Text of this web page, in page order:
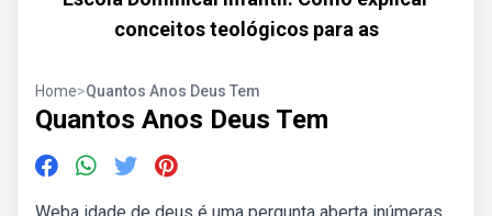
conceitos teológicos para as
Home>Quantos Anos Deus Tem
Quantos Anos Deus Tem